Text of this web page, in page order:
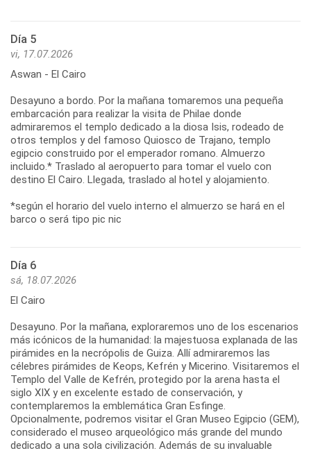
Día 5
vi, 17.07.2026
Aswan - El Cairo
Desayuno a bordo. Por la mañana tomaremos una pequeña
embarcación para realizar la visita de Philae donde
admiraremos el templo dedicado a la diosa Isis, rodeado de
otros templos y del famoso Quiosco de Trajano, templo
egipcio construido por el emperador romano. Almuerzo
incluido.* Traslado al aeropuerto para tomar el vuelo con
destino El Cairo. Llegada, traslado al hotel y alojamiento.
*según el horario del vuelo interno el almuerzo se hará en el
barco o será tipo pic nic
Día 6
sá, 18.07.2026
El Cairo
Desayuno. Por la mañana, exploraremos uno de los escenarios
más icónicos de la humanidad: la majestuosa explanada de las
pirámides en la necrópolis de Guiza. Allí admiraremos las
célebres pirámides de Keops, Kefrén y Micerino. Visitaremos el
Templo del Valle de Kefrén, protegido por la arena hasta el
siglo XIX y en excelente estado de conservación, y
contemplaremos la emblemática Gran Esfinge.
Opcionalmente, podremos visitar el Gran Museo Egipcio (GEM),
considerado el museo arqueológico más grande del mundo
dedicado a una sola civilización. Además de su invaluable